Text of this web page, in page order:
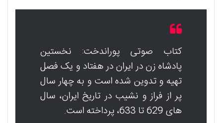
کتاب صوتی پوراندخت: نخستین
پادشاه زن در ایران در هفتاد و یک فصل
تهیه و تدوین شده است و به چهار سال
پر از فراز و نشیب در تاریخ ایران، سال
های 629 تا 633، پرداخته است.